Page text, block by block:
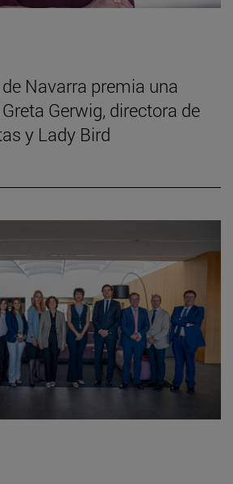
Navarra premia una
Gerwig, directora de
y Lady Bird